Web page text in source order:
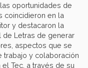
oportunidades de
coincidieron en la
y destacaron la
de Letras de generar
aspectos que se
trabajo y colaboración
Tec, a través de su